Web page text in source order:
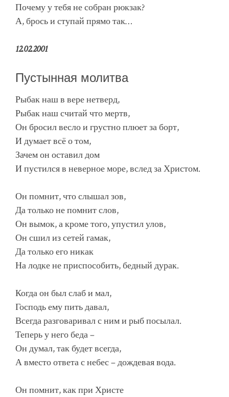
Почему у тебя не собран рюкзак?
А, брось и ступай прямо так…
12.02.2001
Пустынная молитва
Рыбак наш в вере нетверд,
Рыбак наш считай что мертв,
Он бросил весло и грустно плюет за борт,
И думает всё о том,
Зачем он оставил дом
И пустился в неверное море, вслед за Христом.
Он помнит, что слышал зов,
Да только не помнит слов,
Он вымок, а кроме того, упустил улов,
Он сшил из сетей гамак,
Да только его никак
На лодке не приспособить, бедный дурак.
Когда он был слаб и мал,
Господь ему пить давал,
Всегда разговаривал с ним и рыб посылал.
Теперь у него беда –
Он думал, так будет всегда,
А вместо ответа с небес – дождевая вода.
Он помнит, как при Христе